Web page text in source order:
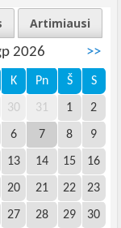
Artimiausi
2026 >>
K Pn Š S
30 31 1 2
6 7 8 9
13 14 15 16
20 21 22 23
27 28 29 30